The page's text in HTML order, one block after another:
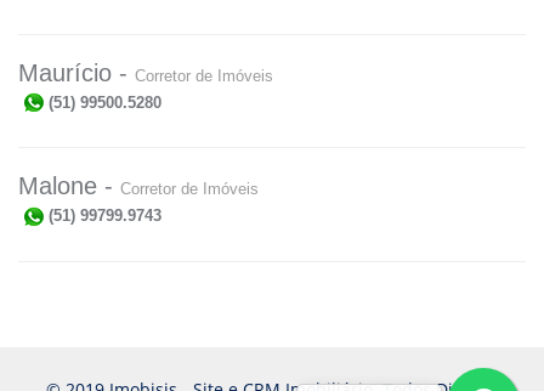
Maurício - Corretor de Imóveis
(51) 99500.5280
Malone - Corretor de Imóveis
(51) 99799.9743